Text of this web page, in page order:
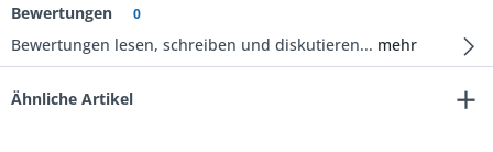
Bewertungen 0
Bewertungen lesen, schreiben und diskutieren... mehr
Ähnliche Artikel